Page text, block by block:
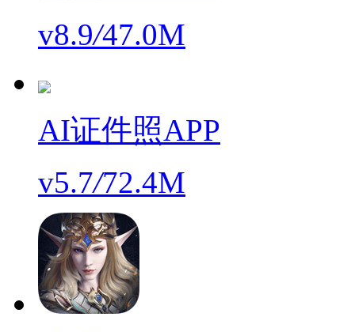
v8.9/47.0M
AI证件照APP
v5.7/72.4M